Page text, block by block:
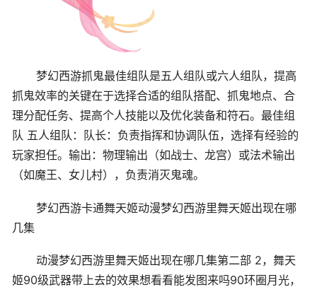
梦幻西游抓鬼最佳组队是五人组队或六人组队，提高
抓鬼效率的关键在于选择合适的组队搭配、抓鬼地点、合
理分配任务、提高个人技能以及优化装备和符石。最佳组
队 五人组队：队长：负责指挥和协调队伍，选择有经验的
玩家担任。输出：物理输出（如战士、龙宫）或法术输出
（如魔王、女儿村），负责消灭鬼魂。
梦幻西游卡通舞天姬动漫梦幻西游里舞天姬出现在哪
几集
动漫梦幻西游里舞天姬出现在哪几集第二部 2，舞天
姬90级武器带上去的效果想看看能发图来吗90环圈月光，